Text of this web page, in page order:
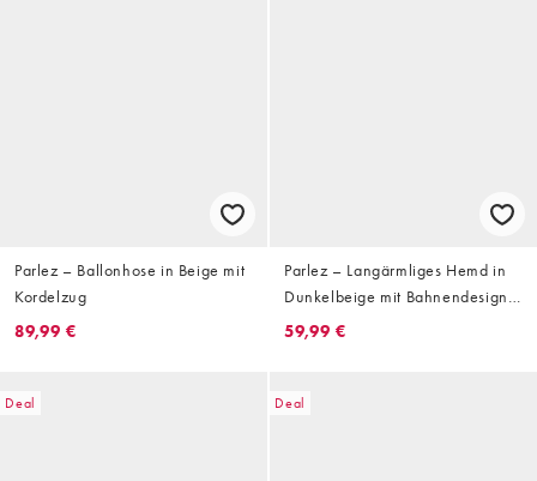
Parlez – Ballonhose in Beige mit
Kordelzug
89,99 €
Parlez – Langärmliges Hemd in
Dunkelbeige mit Bahnendesign
und Logo
59,99 €
Deal Deal